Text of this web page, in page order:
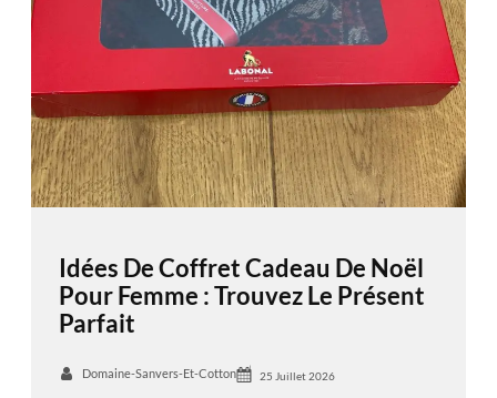
Idées De Coffret Cadeau De Noël
Pour Femme : Trouvez Le Présent
Parfait
Domaine-Sanvers-Et-Cotton 25 Juillet 2026